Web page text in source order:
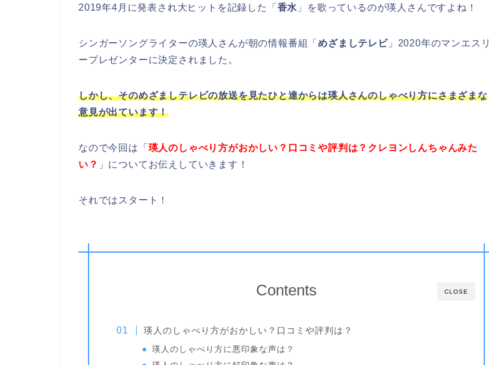
2019年4月に発表され大ヒットを記録した「 香水 」を歌っているのが瑛人さんですよね！
シンガーソングライターの瑛人さんが朝の情報番組「めざましテレビ」2020年のマンエスリ
ープレゼンターに決定されました。
しかし、そのめざましテレビの放送を見たひと達からは瑛人さんのしゃべり方にさまざまな
意見が出ています！
なので今回は「 瑛人のしゃべり方がおかしい？口コミや評判は？クレヨンしんちゃんみた
い？ 」についてお伝えしていきます！
それではスタート！
CLOSE
Contents
瑛人のしゃべり方がおかしい？口コミや評判は？
瑛人のしゃべり方に悪印象な声は？